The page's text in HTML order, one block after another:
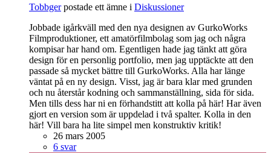
Tobbgerpostade ett ämne i Diskussioner
Jobbade igårkväll med den nya designen av GurkoWorks
Filmproduktioner, ett amatörfilmbolag som jag och några
kompisar har hand om. Egentligen hade jag tänkt att göra
design för en personlig portfolio, men jag upptäckte att den
passade så mycket bättre till GurkoWorks. Alla har länge
väntat på en ny design. Visst, jag är bara klar med grunden
och nu återstår kodning och sammanställning, sida för sida.
Men tills dess har ni en förhandstitt att kolla på här! Har även
gjort en version som är uppdelad i två spalter. Kolla in den
här! Vill bara ha lite simpel men konstruktiv kritik!
26 mars 2005
6 svar